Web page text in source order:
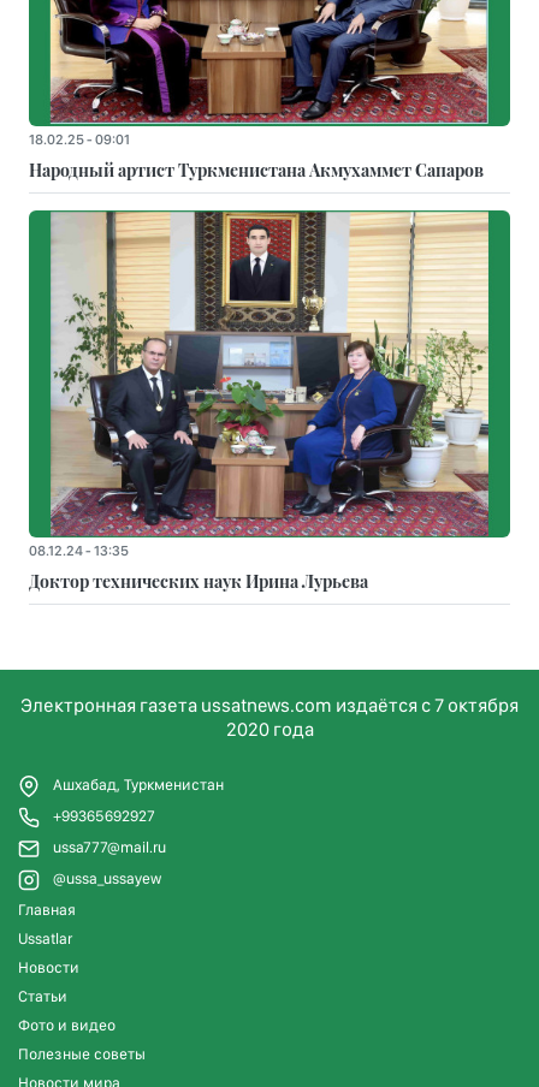
18.02.25 - 09:01
Народный артист Туркменистана Акмухаммет Сапаров
08.12.24 - 13:35
Доктор технических наук Ирина Лурьева
Электронная газета ussatnews.com издаётся с 7 октября
2020 года
Ашхабад, Туркменистан
+99365692927
ussa777@mail.ru
@ussa_ussayew
Главная
Ussatlar
Новости
Статьи
Фото и видео
Полезные советы
Новости мира